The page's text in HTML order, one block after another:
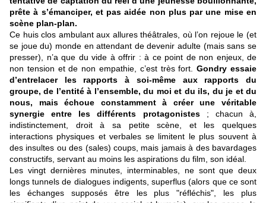
prête à s’émanciper, et pas aidée non plus par une mise en
scène plan-plan.
Ce huis clos ambulant aux allures théâtrales, où l’on rejoue le (et
se joue du) monde en attendant de devenir adulte (mais sans se
presser), n’a que du vide à offrir : à ce point de non enjeux, de
non tension et de non empathie, c’est très fort.Gondry essaie
d’entrelacer les rapports à soi-même aux rapports du
groupe, de l’entité à l’ensemble, du moi et du ils, du je et du
nous, mais échoue constamment à créer une véritable
synergie entre les différents protagonistes; chacun à,
indistinctement, droit à sa petite scène, et les quelques
interactions physiques et verbales se limitent le plus souvent à
des insultes ou des (sales) coups, mais jamais à des bavardages
constructifs, servant au moins les aspirations du film, son idéal.
Les vingt dernières minutes, interminables, ne sont que deux
longs tunnels de dialogues indigents, superflus (alors que ce sont
les échanges supposés être les plus "réfléchis", les plus